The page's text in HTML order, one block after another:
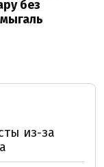
без
из-за